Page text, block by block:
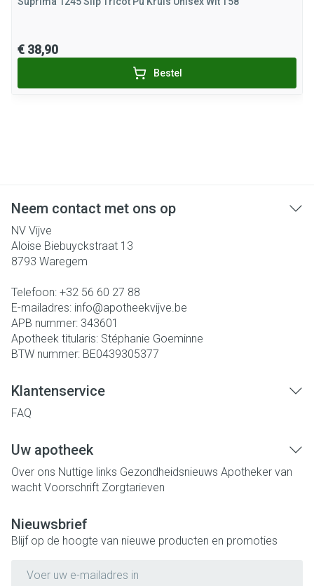
€ 38,90
Bestel
Neem contact met ons op
NV Vijve
Aloise Biebuyckstraat 13
8793 Waregem
Telefoon: +32 56 60 27 88
E-mailadres: info@apotheekvijve.be
APB nummer: 343601
Apotheek titularis: Stéphanie Goeminne
BTW nummer: BE0439305377
Klantenservice
FAQ
Uw apotheek
Over ons Nuttige links Gezondheidsnieuws Apotheker van
wacht Voorschrift Zorgtarieven
Nieuwsbrief
Blijf op de hoogte van nieuwe producten en promoties